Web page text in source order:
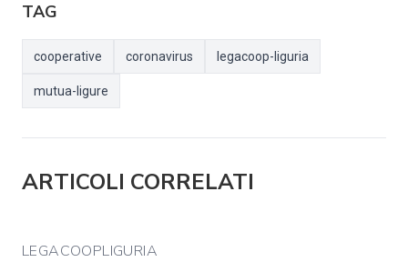
TAG
cooperative coronavirus legacoop-liguria
mutua-ligure
ARTICOLI CORRELATI
LEGACOOPLIGURIA